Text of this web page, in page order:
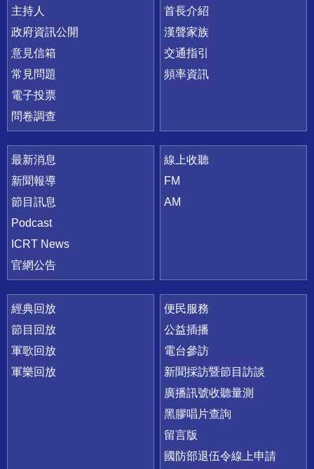
主持人
政府資訊公開
意見信箱
常見問題
電子投票
問卷調查
首長介紹
漢聲家族
交通指引
頻率資訊
最新消息
新聞報導
節目訊息
Podcast
ICRT News
官網公告
線上收聽
FM
AM
經典回放
節目回放
軍歌回放
軍樂回放
便民服務
公益插播
電台參訪
新聞採訪暨節目訪談
廣播訊號收聽量測
黑膠唱片查詢
留言版
國防部退伍令線上申請